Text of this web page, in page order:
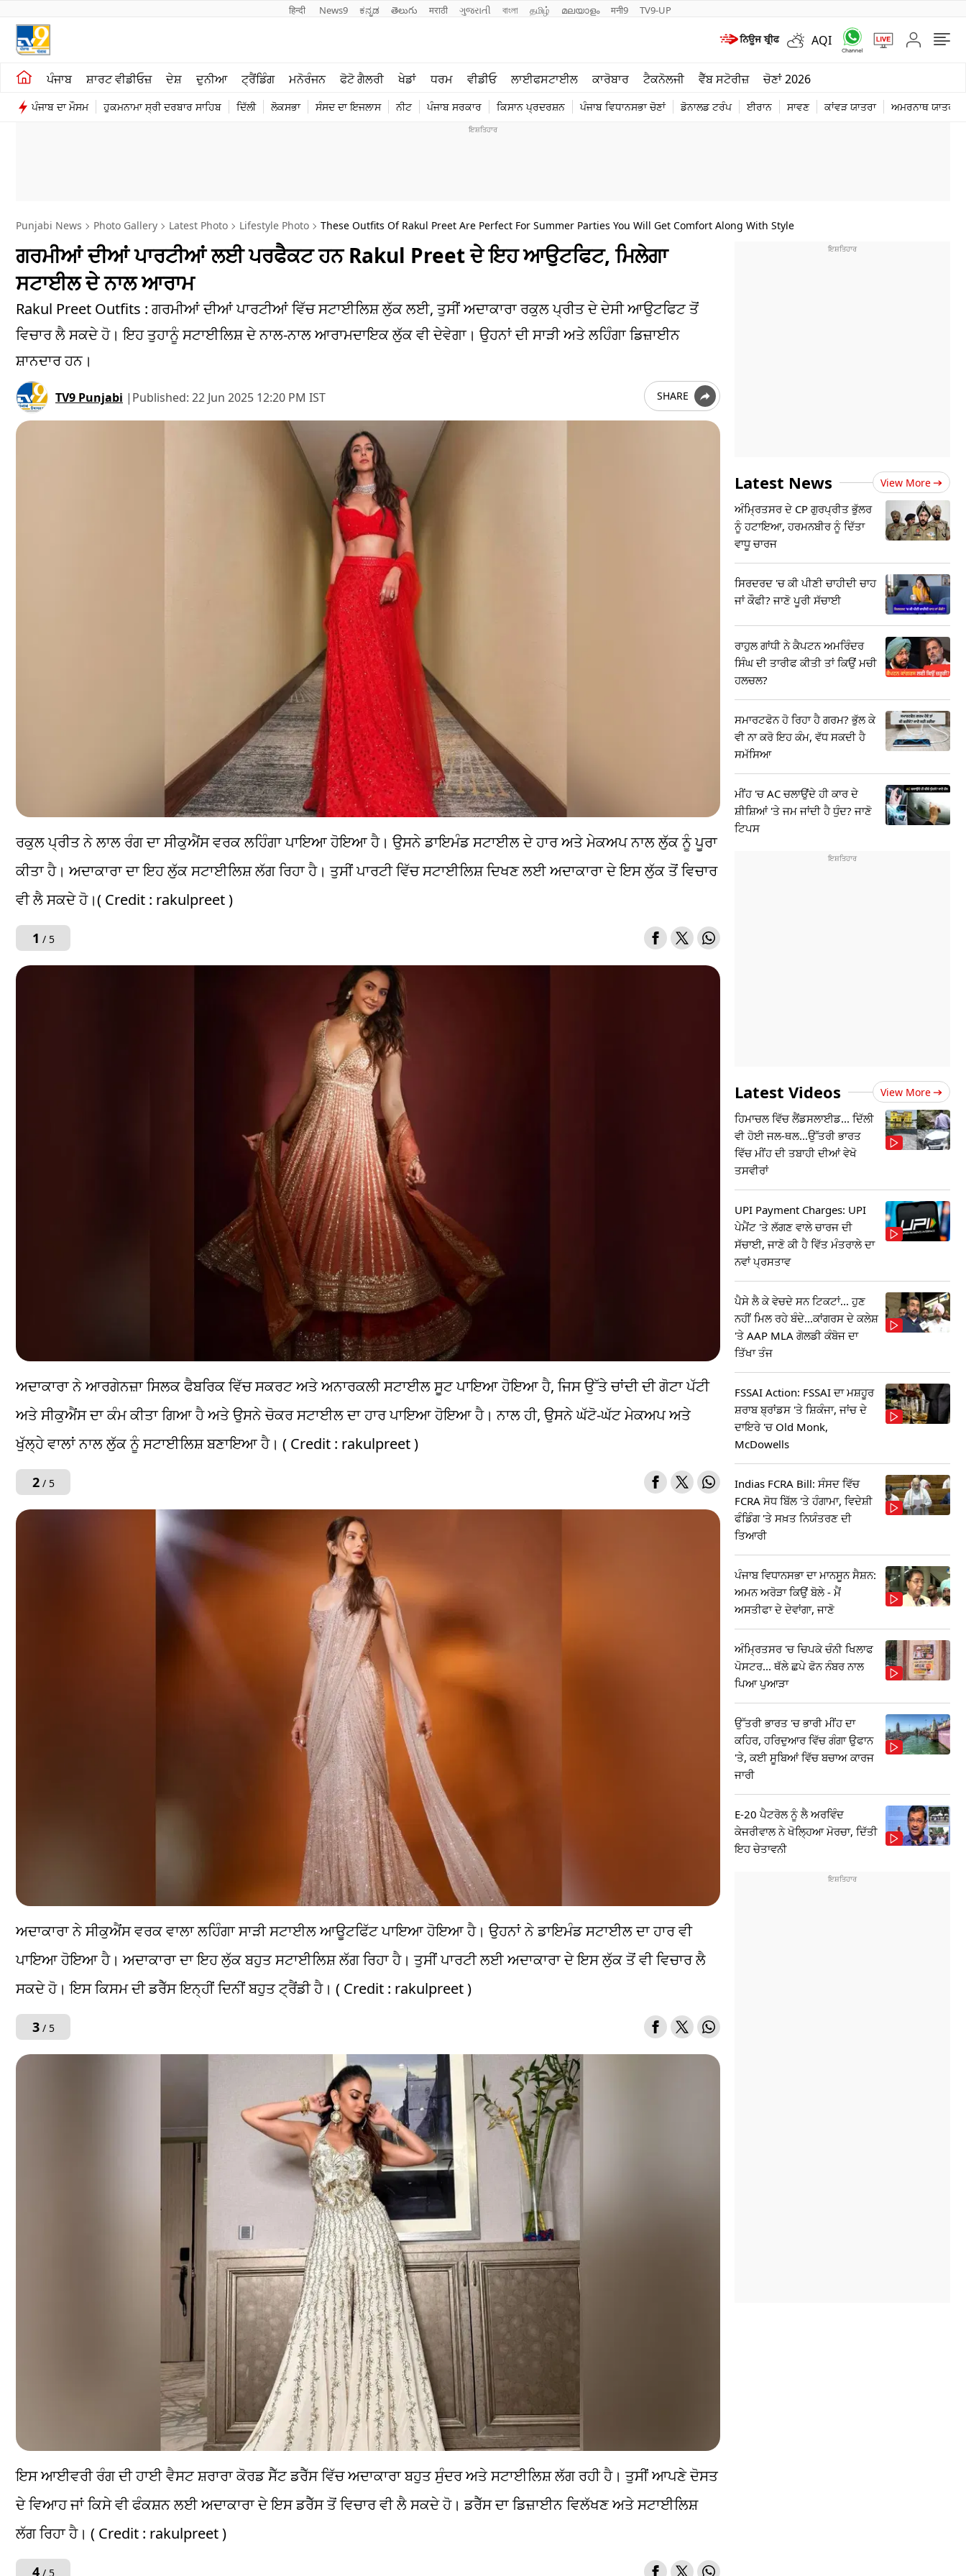
हिन्दी News9 ಕನ್ನಡ తెలుగు मराठी ગુજરાતી বাংলা தமிழ் മലയാളം मनी9 TV9-UP
AQI
ਪੰਜਾਬ ਸ਼ਾਰਟ ਵੀਡੀਓਜ਼ ਦੇਸ਼ ਦੁਨੀਆ ਟ੍ਰੈਂਡਿੰਗ ਮਨੋਰੰਜਨ ਫੋਟੋ ਗੈਲਰੀ ਖੇਡਾਂ ਧਰਮ ਵੀਡੀਓ ਲਾਈਫਸਟਾਈਲ ਕਾਰੋਬਾਰ ਟੈਕਨੋਲਜੀ ਵੈੱਬ ਸਟੋਰੀਜ਼ ਚੋਣਾਂ 2026
ਪੰਜਾਬ ਦਾ ਮੌਸਮ ਹੁਕਮਨਾਮਾ ਸ੍ਰੀ ਦਰਬਾਰ ਸਾਹਿਬ ਦਿੱਲੀ ਲੋਕਸਭਾ ਸੰਸਦ ਦਾ ਇਜਲਾਸ ਨੀਟ ਪੰਜਾਬ ਸਰਕਾਰ ਕਿਸਾਨ ਪ੍ਰਦਰਸ਼ਨ ਪੰਜਾਬ ਵਿਧਾਨਸਭਾ ਚੋਣਾਂ ਡੋਨਾਲਡ ਟਰੰਪ ਈਰਾਨ ਸਾਵਣ ਕਾਂਵੜ ਯਾਤਰਾ ਅਮਰਨਾਥ ਯਾਤਰਾ
ਖੇਤੀਬਾੜੀ
ਸ਼ਾਰਟ ਵੀਡੀਓਜ਼
ਮਨੋਰੰਜਨ
ਪੰਜਾਬ
ਟੈਕਨੋਲਜੀ
ਦੁਨੀਆ
Punjabi News Photo Gallery Latest Photo Lifestyle Photo These Outfits Of Rakul Preet Are Perfect For Summer Parties You Will Get Comfort Along With Style
ਗਰਮੀਆਂ ਦੀਆਂ ਪਾਰਟੀਆਂ ਲਈ ਪਰਫੈਕਟ ਹਨ Rakul Preet ਦੇ ਇਹ ਆਉਟਫਿਟ, ਮਿਲੇਗਾ
ਸਟਾਈਲ ਦੇ ਨਾਲ ਆਰਾਮ
Rakul Preet Outfits : ਗਰਮੀਆਂ ਦੀਆਂ ਪਾਰਟੀਆਂ ਵਿੱਚ ਸਟਾਈਲਿਸ਼ ਲੁੱਕ ਲਈ, ਤੁਸੀਂ ਅਦਾਕਾਰਾ ਰਕੁਲ ਪ੍ਰੀਤ ਦੇ ਦੇਸੀ ਆਉਟਫਿਟ ਤੋਂ
ਵਿਚਾਰ ਲੈ ਸਕਦੇ ਹੋ। ਇਹ ਤੁਹਾਨੂੰ ਸਟਾਈਲਿਸ਼ ਦੇ ਨਾਲ-ਨਾਲ ਆਰਾਮਦਾਇਕ ਲੁੱਕ ਵੀ ਦੇਵੇਗਾ। ਉਹਨਾਂ ਦੀ ਸਾੜੀ ਅਤੇ ਲਹਿੰਗਾ ਡਿਜ਼ਾਈਨ
ਸ਼ਾਨਦਾਰ ਹਨ।
TV9 Punjabi | Published: 22 Jun 2025 12:20 PM IST SHARE
ਰਕੁਲ ਪ੍ਰੀਤ ਨੇ ਲਾਲ ਰੰਗ ਦਾ ਸੀਕੁਐਂਸ ਵਰਕ ਲਹਿੰਗਾ ਪਾਇਆ ਹੋਇਆ ਹੈ। ਉਸਨੇ ਡਾਇਮੰਡ ਸਟਾਈਲ ਦੇ ਹਾਰ ਅਤੇ ਮੇਕਅਪ ਨਾਲ ਲੁੱਕ ਨੂੰ ਪੂਰਾ
ਕੀਤਾ ਹੈ। ਅਦਾਕਾਰਾ ਦਾ ਇਹ ਲੁੱਕ ਸਟਾਈਲਿਸ਼ ਲੱਗ ਰਿਹਾ ਹੈ। ਤੁਸੀਂ ਪਾਰਟੀ ਵਿੱਚ ਸਟਾਈਲਿਸ਼ ਦਿਖਣ ਲਈ ਅਦਾਕਾਰਾ ਦੇ ਇਸ ਲੁੱਕ ਤੋਂ ਵਿਚਾਰ
ਵੀ ਲੈ ਸਕਦੇ ਹੋ।( Credit : rakulpreet )
1 / 5
ਅਦਾਕਾਰਾ ਨੇ ਆਰਗੇਨਜ਼ਾ ਸਿਲਕ ਫੈਬਰਿਕ ਵਿੱਚ ਸਕਰਟ ਅਤੇ ਅਨਾਰਕਲੀ ਸਟਾਈਲ ਸੂਟ ਪਾਇਆ ਹੋਇਆ ਹੈ, ਜਿਸ ਉੱਤੇ ਚਾਂਦੀ ਦੀ ਗੋਟਾ ਪੱਟੀ
ਅਤੇ ਸੀਕੁਐਂਸ ਦਾ ਕੰਮ ਕੀਤਾ ਗਿਆ ਹੈ ਅਤੇ ਉਸਨੇ ਚੋਕਰ ਸਟਾਈਲ ਦਾ ਹਾਰ ਪਾਇਆ ਹੋਇਆ ਹੈ। ਨਾਲ ਹੀ, ਉਸਨੇ ਘੱਟੋ-ਘੱਟ ਮੇਕਅਪ ਅਤੇ
ਖੁੱਲ੍ਹੇ ਵਾਲਾਂ ਨਾਲ ਲੁੱਕ ਨੂੰ ਸਟਾਈਲਿਸ਼ ਬਣਾਇਆ ਹੈ। ( Credit : rakulpreet )
2/ 5
ਅਦਾਕਾਰਾ ਨੇ ਸੀਕੁਐਂਸ ਵਰਕ ਵਾਲਾ ਲਹਿੰਗਾ ਸਾੜੀ ਸਟਾਈਲ ਆਊਟਫਿੱਟ ਪਾਇਆ ਹੋਇਆ ਹੈ। ਉਹਨਾਂ ਨੇ ਡਾਇਮੰਡ ਸਟਾਈਲ ਦਾ ਹਾਰ ਵੀ
ਪਾਇਆ ਹੋਇਆ ਹੈ। ਅਦਾਕਾਰਾ ਦਾ ਇਹ ਲੁੱਕ ਬਹੁਤ ਸਟਾਈਲਿਸ਼ ਲੱਗ ਰਿਹਾ ਹੈ। ਤੁਸੀਂ ਪਾਰਟੀ ਲਈ ਅਦਾਕਾਰਾ ਦੇ ਇਸ ਲੁੱਕ ਤੋਂ ਵੀ ਵਿਚਾਰ ਲੈ
ਸਕਦੇ ਹੋ। ਇਸ ਕਿਸਮ ਦੀ ਡਰੈੱਸ ਇਨ੍ਹੀਂ ਦਿਨੀਂ ਬਹੁਤ ਟ੍ਰੈਂਡੀ ਹੈ। ( Credit : rakulpreet )
3/ 5
ਇਸ ਆਈਵਰੀ ਰੰਗ ਦੀ ਹਾਈ ਵੈਸਟ ਸ਼ਰਾਰਾ ਕੋਰਡ ਸੈੱਟ ਡਰੈੱਸ ਵਿੱਚ ਅਦਾਕਾਰਾ ਬਹੁਤ ਸੁੰਦਰ ਅਤੇ ਸਟਾਈਲਿਸ਼ ਲੱਗ ਰਹੀ ਹੈ। ਤੁਸੀਂ ਆਪਣੇ ਦੋਸਤ
ਦੇ ਵਿਆਹ ਜਾਂ ਕਿਸੇ ਵੀ ਫੰਕਸ਼ਨ ਲਈ ਅਦਾਕਾਰਾ ਦੇ ਇਸ ਡਰੈੱਸ ਤੋਂ ਵਿਚਾਰ ਵੀ ਲੈ ਸਕਦੇ ਹੋ। ਡਰੈੱਸ ਦਾ ਡਿਜ਼ਾਈਨ ਵਿਲੱਖਣ ਅਤੇ ਸਟਾਈਲਿਸ਼
ਲੱਗ ਰਿਹਾ ਹੈ। ( Credit : rakulpreet )
4/ 5
Latest News View More
ਅੰਮ੍ਰਿਤਸਰ ਦੇ CP ਗੁਰਪ੍ਰੀਤ ਭੁੱਲਰ
ਨੂੰ ਹਟਾਇਆ, ਹਰਮਨਬੀਰ ਨੂੰ ਦਿੱਤਾ
ਵਾਧੂ ਚਾਰਜ
ਸਿਰਦਰਦ 'ਚ ਕੀ ਪੀਣੀ ਚਾਹੀਦੀ ਚਾਹ
ਜਾਂ ਕੌਫੀ? ਜਾਣੋ ਪੂਰੀ ਸੱਚਾਈ
ਰਾਹੁਲ ਗਾਂਧੀ ਨੇ ਕੈਪਟਨ ਅਮਰਿੰਦਰ
ਸਿੰਘ ਦੀ ਤਾਰੀਫ ਕੀਤੀ ਤਾਂ ਕਿਉਂ ਮਚੀ
ਹਲਚਲ?
ਸਮਾਰਟਫੋਨ ਹੋ ਰਿਹਾ ਹੈ ਗਰਮ? ਭੁੱਲ ਕੇ
ਵੀ ਨਾ ਕਰੋ ਇਹ ਕੰਮ, ਵੱਧ ਸਕਦੀ ਹੈ
ਸਮੱਸਿਆ
ਮੀਂਹ 'ਚ AC ਚਲਾਉਂਦੇ ਹੀ ਕਾਰ ਦੇ
ਸ਼ੀਸ਼ਿਆਂ 'ਤੇ ਜਮ ਜਾਂਦੀ ਹੈ ਧੁੰਦ? ਜਾਣੋ
ਟਿਪਸ
Latest Videos View More
ਹਿਮਾਚਲ ਵਿੱਚ ਲੈਂਡਸਲਾਈਡ... ਦਿੱਲੀ
ਵੀ ਹੋਈ ਜਲ-ਥਲ...ਉੱਤਰੀ ਭਾਰਤ
ਵਿੱਚ ਮੀਂਹ ਦੀ ਤਬਾਹੀ ਦੀਆਂ ਵੇਖੋ
ਤਸਵੀਰਾਂ
UPI Payment Charges: UPI
ਪੇਮੈਂਟ 'ਤੇ ਲੱਗਣ ਵਾਲੇ ਚਾਰਜ ਦੀ
ਸੱਚਾਈ, ਜਾਣੋ ਕੀ ਹੈ ਵਿੱਤ ਮੰਤਰਾਲੇ ਦਾ
ਨਵਾਂ ਪ੍ਰਸਤਾਵ
ਪੈਸੇ ਲੈ ਕੇ ਵੇਚਦੇ ਸਨ ਟਿਕਟਾਂ... ਹੁਣ
ਨਹੀਂ ਮਿਲ ਰਹੇ ਬੰਦੇ...ਕਾਂਗਰਸ ਦੇ ਕਲੇਸ਼
'ਤੇ AAP MLA ਗੋਲਡੀ ਕੰਬੋਜ ਦਾ
ਤਿੱਖਾ ਤੰਜ
FSSAI Action: FSSAI ਦਾ ਮਸ਼ਹੂਰ
ਸ਼ਰਾਬ ਬ੍ਰਾਂਡਸ 'ਤੇ ਸ਼ਿਕੰਜਾ, ਜਾਂਚ ਦੇ
ਦਾਇਰੇ 'ਚ Old Monk,
McDowells
Indias FCRA Bill: ਸੰਸਦ ਵਿੱਚ
FCRA ਸੋਧ ਬਿੱਲ 'ਤੇ ਹੰਗਾਮਾ, ਵਿਦੇਸ਼ੀ
ਫੰਡਿੰਗ 'ਤੇ ਸਖ਼ਤ ਨਿਯੰਤਰਣ ਦੀ
ਤਿਆਰੀ
ਪੰਜਾਬ ਵਿਧਾਨਸਭਾ ਦਾ ਮਾਨਸੂਨ ਸੈਸ਼ਨ:
ਅਮਨ ਅਰੋੜਾ ਕਿਉਂ ਬੋਲੇ - ਮੈਂ
ਅਸਤੀਫਾ ਦੇ ਦੇਵਾਂਗਾ, ਜਾਣੋ
ਅੰਮ੍ਰਿਤਸਰ 'ਚ ਚਿਪਕੇ ਚੰਨੀ ਖਿਲਾਫ
ਪੋਸਟਰ... ਥੱਲੇ ਛਪੇ ਫੋਨ ਨੰਬਰ ਨਾਲ
ਪਿਆ ਪੁਆੜਾ
ਉੱਤਰੀ ਭਾਰਤ 'ਚ ਭਾਰੀ ਮੀਂਹ ਦਾ
ਕਹਿਰ, ਹਰਿਦੁਆਰ ਵਿੱਚ ਗੰਗਾ ਉਫਾਨ
'ਤੇ, ਕਈ ਸੂਬਿਆਂ ਵਿੱਚ ਬਚਾਅ ਕਾਰਜ
ਜਾਰੀ
E-20 ਪੈਟਰੋਲ ਨੂੰ ਲੈ ਅਰਵਿੰਦ
ਕੇਜਰੀਵਾਲ ਨੇ ਖੋਲ੍ਹਿਆ ਮੋਰਚਾ, ਦਿੱਤੀ
ਇਹ ਚੇਤਾਵਨੀ